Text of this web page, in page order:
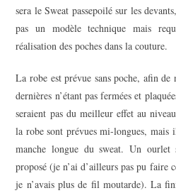
sera le Sweat passepoilé sur les
pas un modèle technique mais
réalisation des poches dans la couture.
La robe est prévue sans poche, afin de
dernières n’étant pas fermées et
seraient pas du meilleur effet au
la robe sont prévues mi-longues, mais
manche longue du sweat. Un
proposé (je n’ai d’ailleurs pas pu faire
je n’avais plus de fil moutarde). La